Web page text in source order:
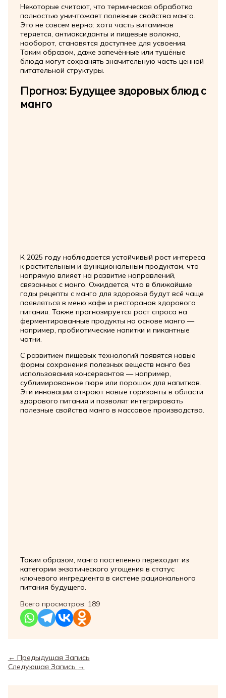
Некоторые считают, что термическая обработка
полностью уничтожает полезные свойства манго.
Это не совсем верно: хотя часть витаминов
теряется, антиоксиданты и пищевые волокна,
наоборот, становятся доступнее для усвоения.
Таким образом, даже запечённые или тушёные
блюда могут сохранять значительную часть ценной
питательной структуры.
Прогноз: Будущее здоровых блюд с
манго
К 2025 году наблюдается устойчивый рост интереса
к растительным и функциональным продуктам, что
напрямую влияет на развитие направлений,
связанных с манго. Ожидается, что в ближайшие
годы рецепты с манго для здоровья будут всё чаще
появляться в меню кафе и ресторанов здорового
питания. Также прогнозируется рост спроса на
ферментированные продукты на основе манго —
например, пробиотические напитки и пикантные
чатни.
С развитием пищевых технологий появятся новые
формы сохранения полезных веществ манго без
использования консервантов — например,
сублимированное пюре или порошок для напитков.
Эти инновации откроют новые горизонты в области
здорового питания и позволят интегрировать
полезные свойства манго в массовое производство.
Таким образом, манго постепенно переходит из
категории экзотического угощения в статус
ключевого ингредиента в системе рационального
питания будущего.
Всего просмотров: 189
← Предыдущая Запись
Следующая Запись →